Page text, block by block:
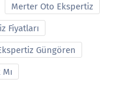
Merter Oto Ekspertiz
Fiyatları
Güngören